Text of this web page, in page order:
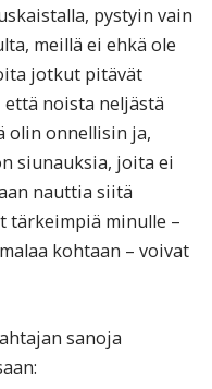
pystyin vain
meillä ei ehkä ole
jotkut pitävät
noista neljästä
olin onnellisin ja,
siunauksia, joita ei
nauttia siitä
tärkeimpiä minulle –
kohtaan – voivat
sanoja